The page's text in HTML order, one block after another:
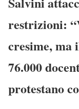
restrizioni:
cresime, ma
76.000
protestano